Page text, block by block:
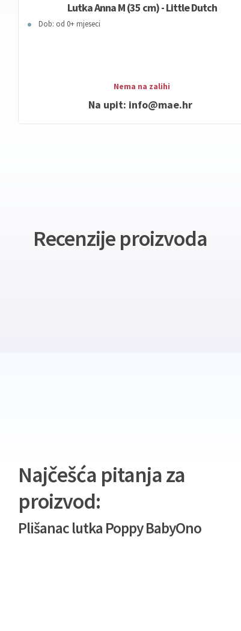
Lutka Anna M (35 cm) - Little Dutch
Dob: od 0+ mjeseci
Nema na zalihi
Na upit: info@mae.hr
Recenzije proizvoda
Najčešća pitanja za
proizvod:
Plišanac lutka Poppy BabyOno